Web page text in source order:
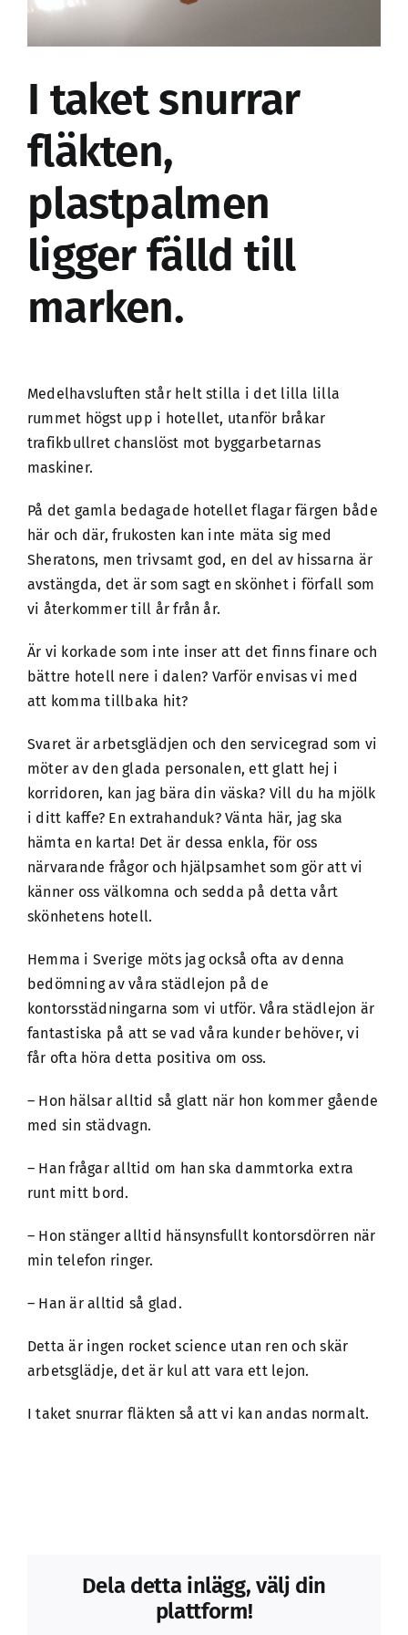
I taket snurrar
fläkten,
plastpalmen
ligger fälld till
marken.
Medelhavsluften står helt stilla i det lilla lilla
rummet högst upp i hotellet, utanför bråkar
trafikbullret chanslöst mot byggarbetarnas
maskiner.
På det gamla bedagade hotellet flagar färgen både
här och där, frukosten kan inte mäta sig med
Sheratons, men trivsamt god, en del av hissarna är
avstängda, det är som sagt en skönhet i förfall som
vi återkommer till år från år.
Är vi korkade som inte inser att det finns finare och
bättre hotell nere i dalen? Varför envisas vi med
att komma tillbaka hit?
Svaret är arbetsglädjen och den servicegrad som vi
möter av den glada personalen, ett glatt hej i
korridoren, kan jag bära din väska? Vill du ha mjölk
i ditt kaffe? En extrahanduk? Vänta här, jag ska
hämta en karta! Det är dessa enkla, för oss
närvarande frågor och hjälpsamhet som gör att vi
känner oss välkomna och sedda på detta vårt
skönhetens hotell.
Hemma i Sverige möts jag också ofta av denna
bedömning av våra städlejon på de
kontorsstädningarna som vi utför. Våra städlejon är
fantastiska på att se vad våra kunder behöver, vi
får ofta höra detta positiva om oss.
– Hon hälsar alltid så glatt när hon kommer gående
med sin städvagn.
– Han frågar alltid om han ska dammtorka extra
runt mitt bord.
– Hon stänger alltid hänsynsfullt kontorsdörren när
min telefon ringer.
– Han är alltid så glad.
Detta är ingen rocket science utan ren och skär
arbetsglädje, det är kul att vara ett lejon.
I taket snurrar fläkten så att vi kan andas normalt.
Dela detta inlägg, välj din
plattform!